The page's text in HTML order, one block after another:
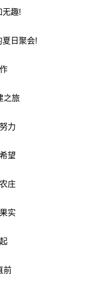
无趣!
夏日聚会!
之旅
力
望
庄
实
前